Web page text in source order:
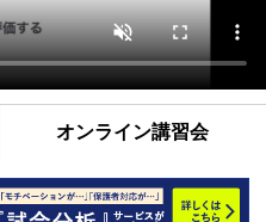
オンライン講習会